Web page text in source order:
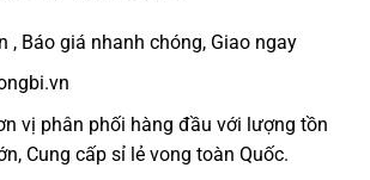
, Báo giá nhanh chóng, Giao ngay
vị phân phối hàng đầu với lượng tồn
Cung cấp sỉ lẻ vong toàn Quốc.